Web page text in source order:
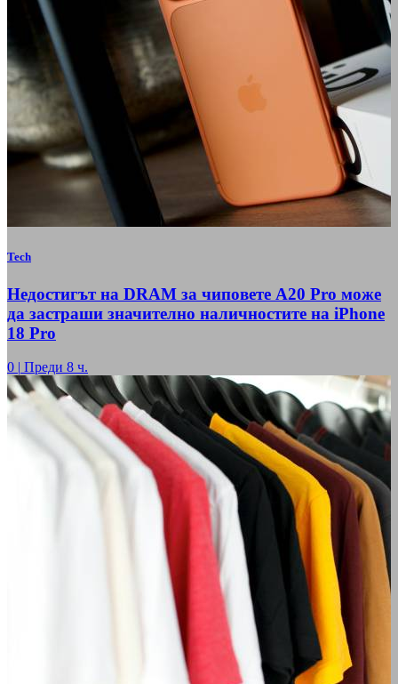
Tech
Недостигът на DRAM за чиповете A20 Pro може
да застраши значително наличностите на iPhone
18 Pro
0 | Преди 8 ч.